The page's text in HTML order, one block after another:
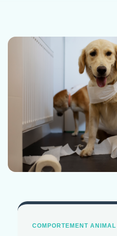
COMPORTEMENT ANIMAL